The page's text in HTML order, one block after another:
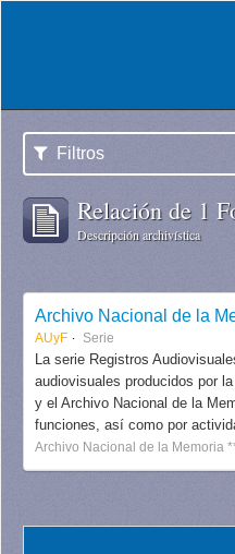
Filtros
Relación de 1
Descripción archivística
AUyF Serie
La serie Registros
audiovisuales producidos por
y el Archivo Nacional de la
funciones, así como por
Archivo Nacional de la Memoria